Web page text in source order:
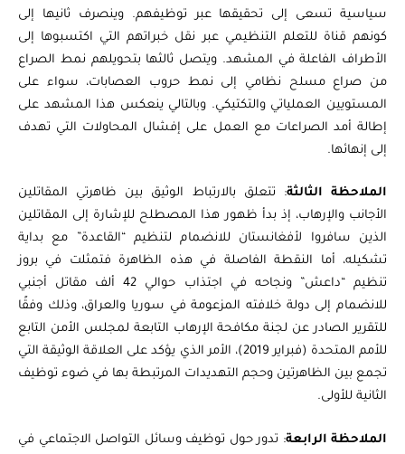
سياسية تسعى إلى تحقيقها عبر توظيفهم. وينصرف ثانيها إلى
كونهم قناة للتعلم التنظيمي عبر نقل خبراتهم التي اكتسبوها إلى
الأطراف الفاعلة في المشهد. ويتصل ثالثها بتحويلهم نمط الصراع
من صراع مسلح نظامي إلى نمط حروب العصابات، سواء على
المستويين العملياتي والتكتيكي. وبالتالي ينعكس هذا المشهد على
إطالة أمد الصراعات مع العمل على إفشال المحاولات التي تهدف
إلى إنهائها.
الملاحظة الثالثة: تتعلق بالارتباط الوثيق بين ظاهرتي المقاتلين
الأجانب والإرهاب، إذ بدأ ظهور هذا المصطلح للإشارة إلى المقاتلين
الذين سافروا لأفغانستان للانضمام لتنظيم “القاعدة” مع بداية
تشكيله، أما النقطة الفاصلة في هذه الظاهرة فتمثلت في بروز
تنظيم “داعش” ونجاحه في اجتذاب حوالي 42 ألف مقاتل أجنبي
للانضمام إلى دولة خلافته المزعومة في سوريا والعراق، وذلك وفقًا
للتقرير الصادر عن لجنة مكافحة الإرهاب التابعة لمجلس الأمن التابع
للأمم المتحدة (فبراير 2019)، الأمر الذي يؤكد على العلاقة الوثيقة التي
تجمع بين الظاهرتين وحجم التهديدات المرتبطة بها في ضوء توظيف
الثانية للأولى.
الملاحظة الرابعة: تدور حول توظيف وسائل التواصل الاجتماعي في